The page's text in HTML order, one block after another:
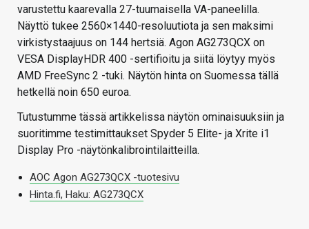
varustettu kaarevalla 27-tuumaisella VA-paneelilla.
Näyttö tukee 2560×1440-resoluutiota ja sen maksimi
virkistystaajuus on 144 hertsiä. Agon AG273QCX on
VESA DisplayHDR 400 -sertifioitu ja siitä löytyy myös
AMD FreeSync 2 -tuki. Näytön hinta on Suomessa tällä
hetkellä noin 650 euroa.
Tutustumme tässä artikkelissa näytön ominaisuuksiin ja
suoritimme testimittaukset Spyder 5 Elite- ja Xrite i1
Display Pro -näytönkalibrointilaitteilla.
AOC Agon AG273QCX -tuotesivu
Hinta.fi, Haku: AG273QCX